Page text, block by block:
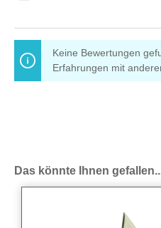
Keine Bewertungen
Erfahrungen mit
Produktgalerie überspringen
Das könnte Ihnen